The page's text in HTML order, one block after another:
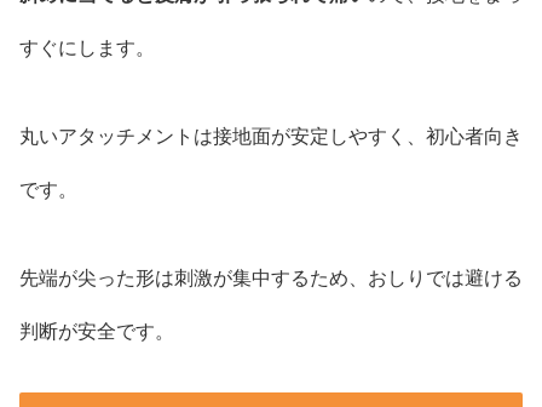
すぐにします。
丸いアタッチメントは接地面が安定しやすく、初心者向き
です。
先端が尖った形は刺激が集中するため、おしりでは避ける
判断が安全です。